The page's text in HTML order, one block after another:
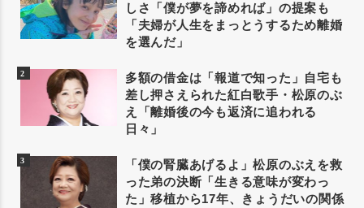
しさ「僕が夢を諦めれば」の提案も
「夫婦が人生をまっとうするため離婚
を選んだ」
多額の借金は「報道で知った」自宅も
差し押さえられた紅白歌手・松原のぶ
え「離婚後の今も返済に追われる
日々」
「僕の腎臓あげるよ」松原のぶえを救
った弟の決断「生きる意味が変わっ
た」移植から17年、きょうだいの関係